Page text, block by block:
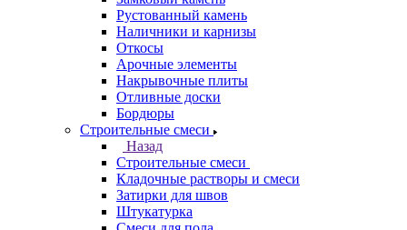
Рустованный камень
Наличники и карнизы
Откосы
Арочные элементы
Накрывочные плиты
Отливные доски
Бордюры
Строительные смеси
Назад
Строительные смеси
Кладочные растворы и смеси
Затирки для швов
Штукатурка